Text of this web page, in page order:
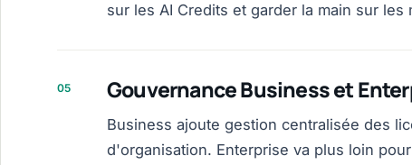
sur les AI Credits et garder la main sur les
05 Gouvernance Business et
Business ajoute gestion centralisée des
d'organisation. Enterprise va plus loin